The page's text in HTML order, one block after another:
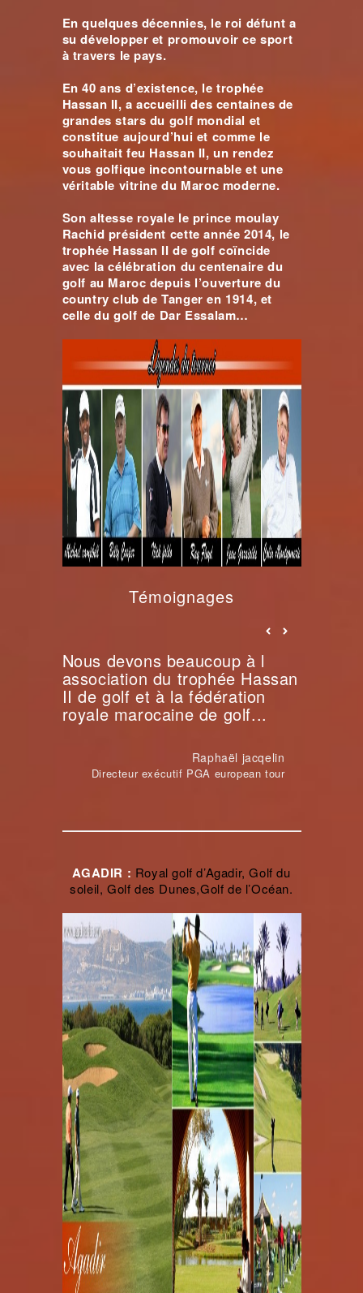
En quelques décennies, le roi défunt a
su développer et promouvoir ce sport
à travers le pays.
En 40 ans d’existence, le trophée
Hassan II, a accueilli des centaines de
grandes stars du golf mondial et
constitue aujourd’hui et comme le
souhaitait feu Hassan II, un rendez
vous golfique incontournable et une
véritable vitrine du Maroc moderne.
Son altesse royale le prince moulay
Rachid président cette année 2014, le
trophée Hassan II de golf coïncide
avec la célébration du centenaire du
golf au Maroc depuis l’ouverture du
country club de Tanger en 1914, et
celle du golf de Dar Essalam…
Témoignages
Nous devons beaucoup à l
association du trophée Hassan
II de golf et à la fédération
royale marocaine de golf...
Raphaël jacqelin
Directeur exécutif PGA european tour
C'est un privilège de jouer au
golf du palais royal, dans le
jardin privé du roi....
joueur français
Le trophée Hassan II est un
événement de référence dans
le calendrier golfique...
Directeur exécutif de l'IAGTO
AGADIR : Royal golf d’Agadir, Golf du
soleil, Golf des Dunes,Golf de l’Océan.